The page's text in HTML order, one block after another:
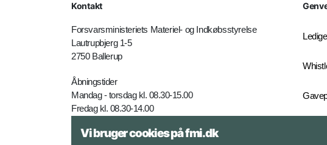
Kontakt
Forsvarsministeriets Materiel- og Indkøbsstyrelse
Lautrupbjerg 1-5
2750 Ballerup
Åbningstider
Mandag - torsdag kl. 08.30-15.00
Fredag kl. 08.30-14.00
Telefon: +45 7281 4000
Vi bruger cookies på fmi.dk